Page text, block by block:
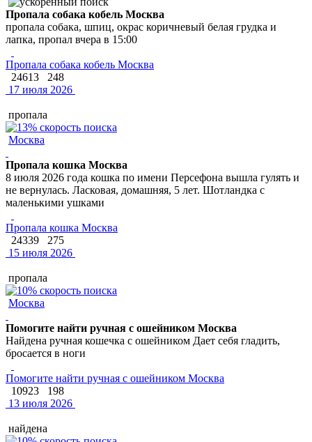
Пропала собака кобель Москва
пропала собака, шпиц, окрас коричневый белая грудка и
лапка, пропал вчера в 15:00
Пропала собака кобель Москва
24613
248
17 июля 2026
пропала
Москва
Пропала кошка Москва
8 июля 2026 года кошка по имени Персефона вышла гулять и
не вернулась. Ласковая, домашняя, 5 лет. Шотландка с
маленькими ушками
Пропала кошка Москва
24339
275
15 июля 2026
пропала
Москва
Помогите найти ручная с ошейником Москва
Найдена ручная кошечка с ошейником Дает себя гладить,
бросается в ноги
Помогите найти ручная с ошейником Москва
10923
198
13 июля 2026
найдена